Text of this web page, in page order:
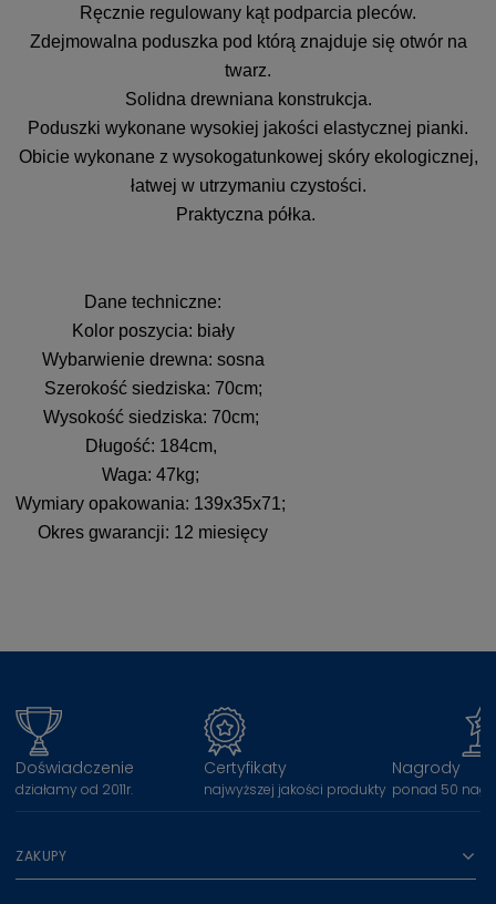
Ręcznie regulowany kąt podparcia pleców.
Zdejmowalna poduszka pod którą znajduje się otwór na
twarz.
Solidna drewniana konstrukcja.
Poduszki wykonane wysokiej jakości elastycznej pianki.
Obicie wykonane z wysokogatunkowej skóry ekologicznej,
łatwej w utrzymaniu czystości.
Praktyczna półka.
Dane techniczne:
Kolor poszycia: biały
Wybarwienie drewna: sosna
Szerokość siedziska: 70cm;
Wysokość siedziska: 70cm;
Długość: 184cm,
Waga: 47kg;
Wymiary opakowania: 139x35x71;
Okres gwarancji: 12 miesięcy
Doświadczenie
działamy od 2011r.
Certyfikaty
najwyższej jakości produkty
Nagrody
ponad 50
ZAKUPY